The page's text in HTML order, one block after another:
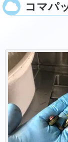
コマパ